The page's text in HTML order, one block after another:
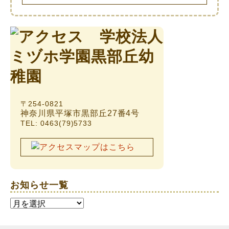
〒254-0821
神奈川県平塚市黒部丘27番4号
TEL: 0463(79)5733
お知らせ一覧
お